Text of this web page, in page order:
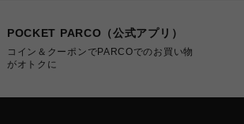
POCKET PARCO（公式アプリ）
コイン＆クーポンでPARCOでのお買い物
がオトクに